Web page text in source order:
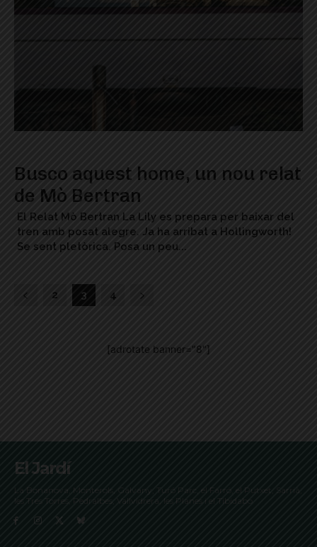
Busco aquest home, un nou relat
de Mò Bertran
El Relat Mò Bertran La Lily es prepara per baixar del
tren amb posat alegre. Ja ha arribat a Hollingworth!
Se sent pletòrica. Posa un peu...
2 3 4
[adrotate banner="8"]
El Jardí
La Bonanova, Monterols, Galvany, Turó Parc, el Farró, el Putxet, Sarrià,
les Tres Torres, Pedralbes, Vallvidrera, les Planes i el Tibidabo